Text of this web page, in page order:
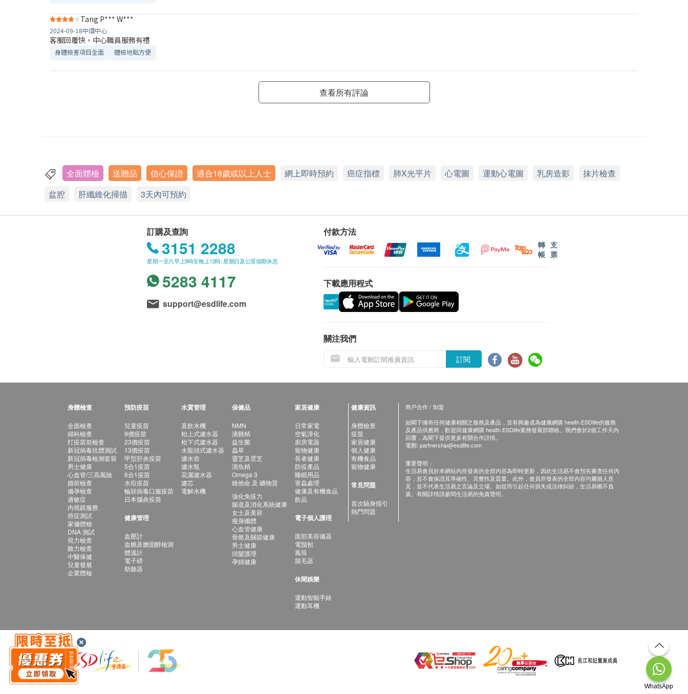
Tang P*** W***
2024-09-18中環中心
客服回覆快，中心職員服務有禮
身體檢查項目全面 體檢地點方便
查看所有評論
全面體檢 送贈品 信心保證 適合18歲或以上人士 網上即時預約 癌症指標 肺X光平片 心電圖 運動心電圖 乳房造影
抹片檢查
盆腔
肝纖維化掃描 3天內可預約
訂購及查詢
3151 2288
星期一至六早上9時至晚上12時; 星期日及公眾假期休息
5283 4117
support@esdlife.com
付款方法
轉
帳
支
票
下載應用程式
關注我們
訂閱
身體檢查
全面檢查
婦科檢查
打疫苗前檢查
新冠病毒抗體測試
新冠病毒檢測套裝
男士健康
心血管/三高風險
婚前檢查
備孕檢查
過敏症
內視鏡服務
癌症測試
家傭體檢
DNA 測試
視力檢查
聽力檢查
中醫保健
兒童發展
企業體檢
預防疫苗
兒童疫苗
9價疫苗
23價疫苗
13價疫苗
甲型肝炎疫苗
5合1疫苗
6合1疫苗
水痘疫苗
輪狀病毒口服疫苗
日本腦炎疫苗
健康管理
血壓計
血糖及膽固醇檢測
體溫計
電子磅
助聽器
水質管理
直飲水機
枱上式濾水器
枱下式濾水器
水龍頭式濾水器
濾水壺
濾水瓶
花灑濾水器
濾芯
電解水機
保健品
NMN
滴雞精
益生菌
蟲草
靈芝及雲芝
滴魚精
Omega 3
維他命 及 礦物質
強化免疫力
腸道及消化系統健康
女士及美容
瘦身纖體
心血管健康
骨骼及關節健康
男士健康
頭髮護理
孕婦健康
家居健康
日常家電
空氣淨化
廚房電器
寵物健康
長者健康
防疫產品
睡眠用品
害蟲處理
健康及有機食品
飲品
電子個人護理
面部美容儀器
電鬚刨
風筒
脫毛器
休閑娛樂
運動智能手錶
運動耳機
健康資訊
身體檢查
疫苗
家居健康
個人健康
有機食品
寵物健康
常見問題
首次驗身指引
熱門問題
商戶合作 / 加盟
如閣下擁有任何健康相關之服務及產品，並有興趣成為健康網購 health.ESDlife的服務
及產品供應商，歡迎與健康網購 health.ESDlife業務發展部聯絡。我們會於2個工作天內
回覆，為閣下提供更多有關合作詳情。
電郵: partnership@esdlife.com
重要聲明：
生活易會員於本網站內所發表的全部內容為即時更新，因此生活易不會預先審查任何內
容，並不會保證其準確性、完整性及質量。此外，會員所發表的全部內容均屬個人意
見，並不代表生活易之言論及立場。如從而引起任何損失或法律糾紛，生活易概不負
責。有關詳情請參閱生活易的免責聲明。
WhatsApp